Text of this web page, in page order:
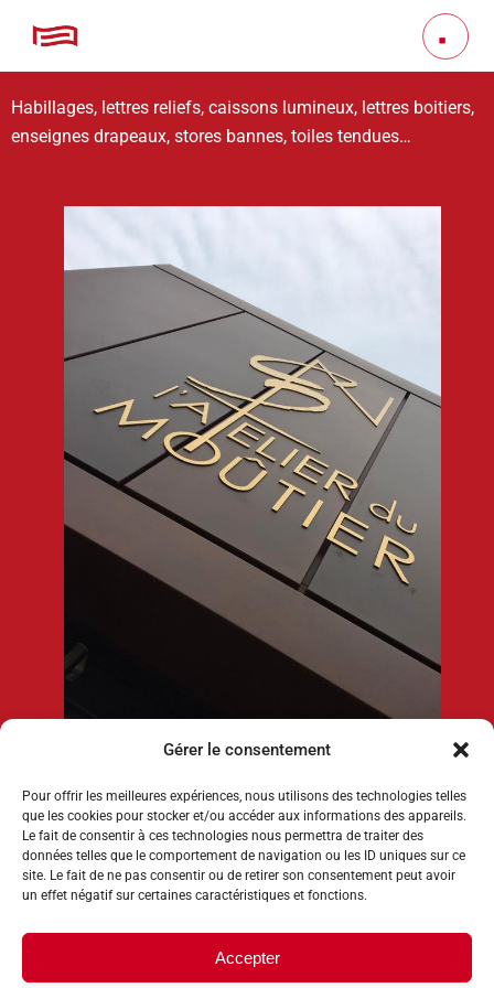
Gérer le consentement
Pour offrir les meilleures expériences, nous utilisons des technologies telles
que les cookies pour stocker et/ou accéder aux informations des appareils.
Le fait de consentir à ces technologies nous permettra de traiter des
données telles que le comportement de navigation ou les ID uniques sur ce
site. Le fait de ne pas consentir ou de retirer son consentement peut avoir
un effet négatif sur certaines caractéristiques et fonctions.
Accepter
Habillages, lettres reliefs, caissons lumineux, lettres boitiers,
enseignes drapeaux, stores bannes, toiles tendues…
L’atelier du Moutier
ENSEIGNE